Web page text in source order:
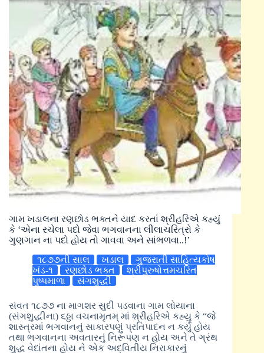
ગામ ખડાલના રણછોડ ભક્તને યાદ કરતાં શ્રીહરિએ કહ્યું
કે ‘એના રચેલા પદો જેવા ભગવાનના લીલાચરિત્રો કે
ગુણગાન ના પદો હોય તો ગાવવા અને સાંભળવા..!’
૧૮૭૭ની સાલ
ખડાલ
ગુજરાતી સાહિત્યકોષ
ખંડ-૧
રણછોડ ભક્ત
શ્રીપુરુષોત્તમચરિત
પુષ્પમાળા
સંગશુદ્ધી
સંવત ૧૮૭૭ ના માગશર સુદી પડવાના ગામ લોયાના
(સંગશુદ્ધીના) ૬ઠ્ઠા વચનામૃતમ્ માં શ્રીહરિએ કહ્યુ કે “જે
શાસ્ત્રમાં ભગવાનનું સાકારપણું પ્રતિપાદન ન કર્યું હોય
તથા ભગવાનના અવતારનું નિરૂપણ ન હોય અને તે ગ્રંથ
શુદ્ધ વેદાંતના હોય ને એક અદ્વિતીય નિરાકારનું